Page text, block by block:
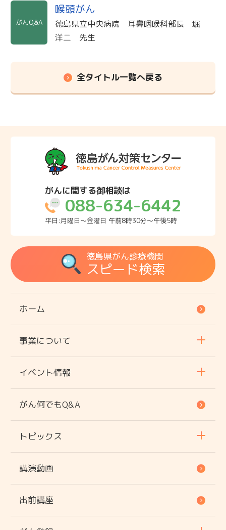
がんQ&A
喉頭がん
徳島県立中央病院 耳鼻咽喉科部長 堀
洋二 先生
全タイトル一覧へ戻る
がんに関する御相談は
088-634-6442
平日:月曜日～金曜日 午前8時30分～午後5時
徳島県がん診療機関
スピード検索
ホーム
事業について
イベント情報
がん何でもQ&A
トピックス
講演動画
出前講座